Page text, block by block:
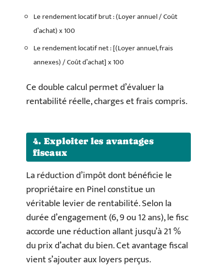
Le rendement locatif brut : (Loyer annuel / Coût
d’achat) x 100
Le rendement locatif net : [(Loyer annuel, frais
annexes) / Coût d’achat] x 100
Ce double calcul permet d’évaluer la
rentabilité réelle, charges et frais compris.
4. Exploiter les avantages
fiscaux
La réduction d’impôt dont bénéficie le
propriétaire en Pinel constitue un
véritable levier de rentabilité. Selon la
durée d’engagement (6, 9 ou 12 ans), le fisc
accorde une réduction allant jusqu’à 21 %
du prix d’achat du bien. Cet avantage fiscal
vient s’ajouter aux loyers perçus.